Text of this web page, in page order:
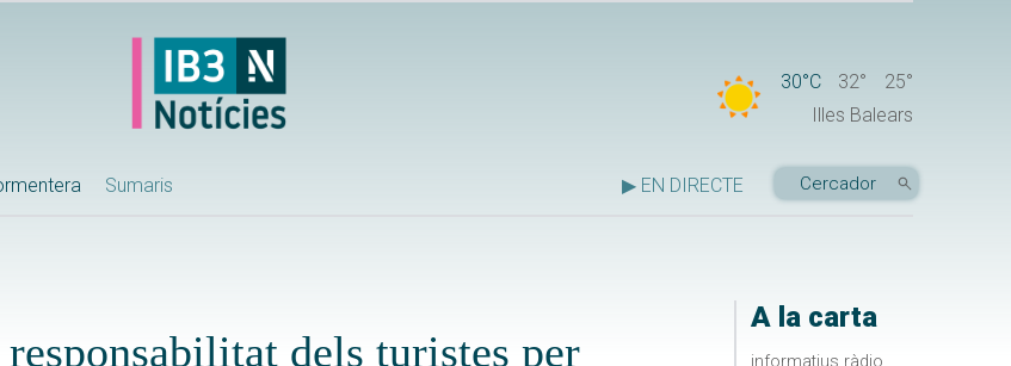
30°C 32°
25°
Illes Balears
Sumaris ▶ EN DIRECTE
A la carta
informatius ràdio
dels turistes per